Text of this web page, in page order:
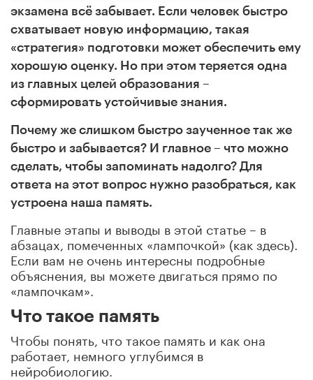
экзамена всё забывает. Если человек быстро
схватывает новую информацию, такая
«стратегия» подготовки может обеспечить ему
хорошую оценку. Но при этом теряется одна
из главных целей образования –
сформировать устойчивые знания.
Почему же слишком быстро заученное так же
быстро и забывается? И главное – что можно
сделать, чтобы запоминать надолго? Для
ответа на этот вопрос нужно разобраться, как
устроена наша память.
Главные этапы и выводы в этой статье – в
абзацах, помеченных «лампочкой» (как здесь).
Если вам не очень интересны подробные
объяснения, вы можете двигаться прямо по
«лампочкам».
Что такое память
Чтобы понять, что такое память и как она
работает, немного углубимся в
нейробиологию.